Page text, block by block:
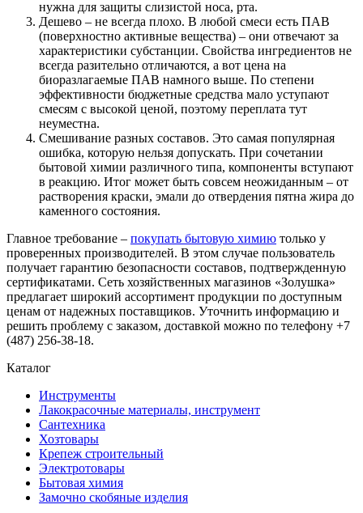
нужна для защиты слизистой носа, рта.
Дешево – не всегда плохо. В любой смеси есть ПАВ
(поверхностно активные вещества) – они отвечают за
характеристики субстанции. Свойства ингредиентов не
всегда разительно отличаются, а вот цена на
биоразлагаемые ПАВ намного выше. По степени
эффективности бюджетные средства мало уступают
смесям с высокой ценой, поэтому переплата тут
неуместна.
Смешивание разных составов. Это самая популярная
ошибка, которую нельзя допускать. При сочетании
бытовой химии различного типа, компоненты вступают
в реакцию. Итог может быть совсем неожиданным – от
растворения краски, эмали до отвердения пятна жира до
каменного состояния.
Главное требование – покупать бытовую химию только у
проверенных производителей. В этом случае пользователь
получает гарантию безопасности составов, подтвержденную
сертификатами. Сеть хозяйственных магазинов «Золушка»
предлагает широкий ассортимент продукции по доступным
ценам от надежных поставщиков. Уточнить информацию и
решить проблему с заказом, доставкой можно по телефону +7
(487) 256-38-18.
Каталог
Инструменты
Лакокрасочные материалы, инструмент
Сантехника
Хозтовары
Крепеж строительный
Электротовары
Бытовая химия
Замочно скобяные изделия